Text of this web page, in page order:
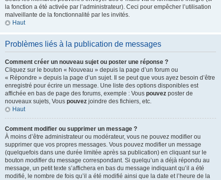
la fonction a été activée par l’administrateur). Ceci pour empêcher l’utilisation
malveillante de la fonctionnalité par les invités.
Haut
Problèmes liés à la publication de messages
Comment créer un nouveau sujet ou poster une réponse ?
Cliquez sur le bouton « Nouveau » depuis la page d’un forum ou
« Répondre » depuis la page d’un sujet. Il se peut que vous ayez besoin d’être
enregistré pour écrire un message. Une liste des options disponibles est
affichée en bas de page des forums, exemple : Vous pouvez poster de
nouveaux sujets, Vous pouvez joindre des fichiers, etc.
Haut
Comment modifier ou supprimer un message ?
À moins d’être administrateur ou modérateur, vous ne pouvez modifier ou
supprimer que vos propres messages. Vous pouvez modifier un message
(quelquefois dans une durée limitée après sa publication) en cliquant sur le
bouton modifierdu message correspondant. Si quelqu’un a déjà répondu au
message, un petit texte s’affichera en bas du message indiquant qu’il a été
modifié, le nombre de fois qu’il a été modifié ainsi que la date et l’heure de la